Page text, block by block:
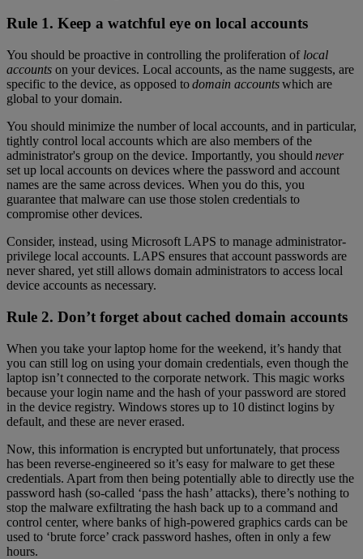
Rule 1. Keep a watchful eye on local accounts
You should be proactive in controlling the proliferation oflocal
accounts on your devices. Local accounts, as the name suggests, are
specific to the device, as opposed todomain accountswhich are
global to your domain.
You should minimize the number of local accounts, and in particular,
tightly control local accounts which are also members of the
administrator's group on the device. Importantly, you should never
set up local accounts on devices where the password and account
names are the same across devices. When you do this, you
guarantee that malware can use those stolen credentials to
compromise other devices.
Consider, instead, using Microsoft LAPS to manage administrator-
privilege local accounts. LAPS ensures that account passwords are
never shared, yet still allows domain administrators to access local
device accounts as necessary.
Rule 2. Don’t forget about cached domain accounts
When you take your laptop home for the weekend, it’s handy that
you can still log on using your domain credentials, even though the
laptop isn’t connected to the corporate network. This magic works
because your login name and the hash of your password are stored
in the device registry. Windows stores up to 10 distinct logins by
default, and these are never erased.
Now, this information is encrypted but unfortunately, that process
has been reverse-engineered so it’s easy for malware to get these
credentials. Apart from then being potentially able to directly use the
password hash (so-called ‘pass the hash’ attacks), there’s nothing to
stop the malware exfiltrating the hash back up to a command and
control center, where banks of high-powered graphics cards can be
used to ‘brute force’ crack password hashes, often in only a few
hours.